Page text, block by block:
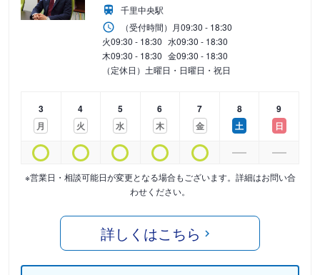
千里中央駅
（受付時間） 月09:30 - 18:30
火09:30 - 18:30 水09:30 - 18:30
木09:30 - 18:30 金09:30 - 18:30
（定休日）土曜日・日曜日・祝日
3
月
4
火
5
水
6
木
7
金
8
土
9
日
※営業日・相談可能日が変更となる場合もございます。詳細はお問い合
わせください。
詳しくはこちら